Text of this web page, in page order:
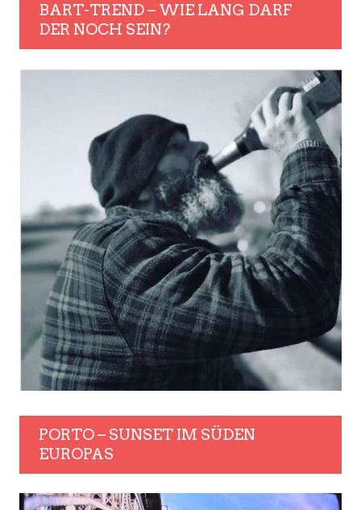
BART-TREND – WIE LANG DARF
DER NOCH SEIN?
PORTO – SUNSET IM SÜDEN
EUROPAS